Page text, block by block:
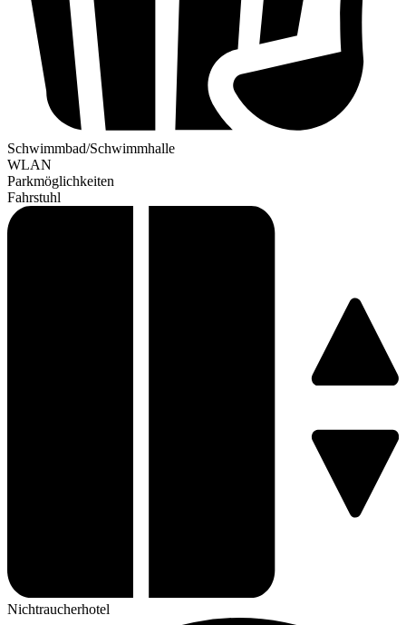
Schwimmbad/Schwimmhalle
WLAN
Parkmöglichkeiten
Fahrstuhl
Nichtraucherhotel